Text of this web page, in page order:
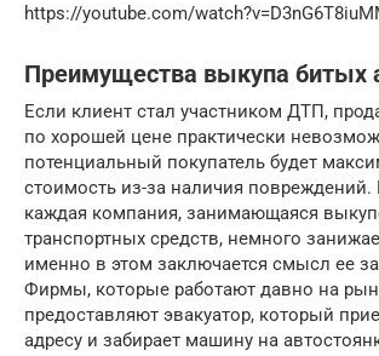
https://youtube.com/
Преимущества выкупа битых
Если клиент стал участником ДТП,
по хорошей цене практически
потенциальный покупатель будет
стоимость из-за наличия повреждений.
каждая компания, занимающаяся
транспортных средств, немного
именно в этом заключается смысл ее
Фирмы, которые работают давно на
предоставляют эвакуатор, который
адресу и забирает машину на